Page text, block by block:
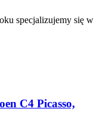
specjalizujemy się w
C4 Picasso,